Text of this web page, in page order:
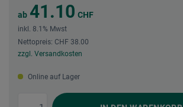
ab 41.10 CHF
inkl. 8.1% Mwst
Nettopreis: CHF 38.00
zzgl. Versandkosten
Online auf Lager